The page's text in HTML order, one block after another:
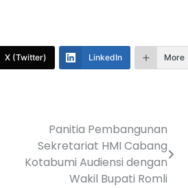
X (Twitter) LinkedIn More
Panitia Pembangunan
Sekretariat HMI Cabang
Kotabumi Audiensi dengan
Wakil Bupati Romli